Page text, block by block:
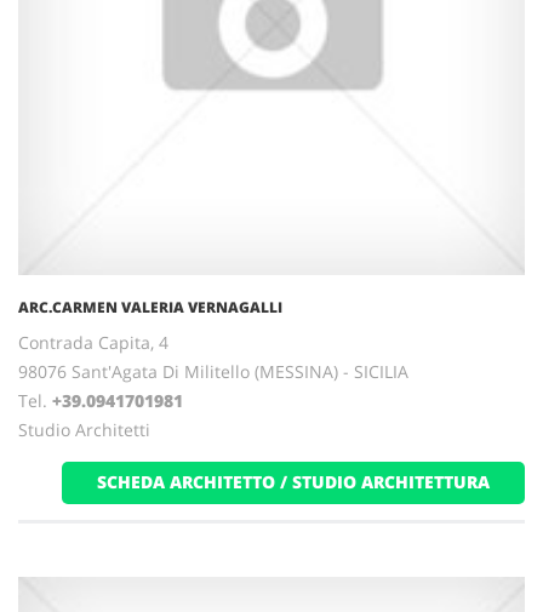
ARC.CARMEN VALERIA VERNAGALLI
Contrada Capita, 4
98076 Sant'Agata Di Militello (MESSINA) - SICILIA
Tel. +39.0941701981
Studio Architetti
SCHEDA ARCHITETTO / STUDIO ARCHITETTURA